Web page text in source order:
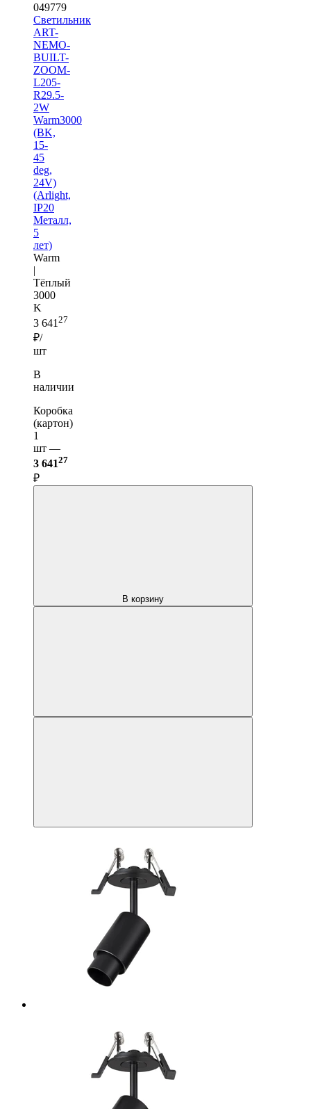
049779
Светильник
ART-
NEMO-
BUILT-
ZOOM-
L205-
R29.5-
2W
Warm3000
(BK,
15-
45
deg,
24V)
(Arlight,
IP20
Металл,
5
лет)
Warm
|
Тёплый
3000
K
3 641 27
₽/
шт
В
наличии
Коробка
(картон)
1
шт —
3 64127
₽
В корзину